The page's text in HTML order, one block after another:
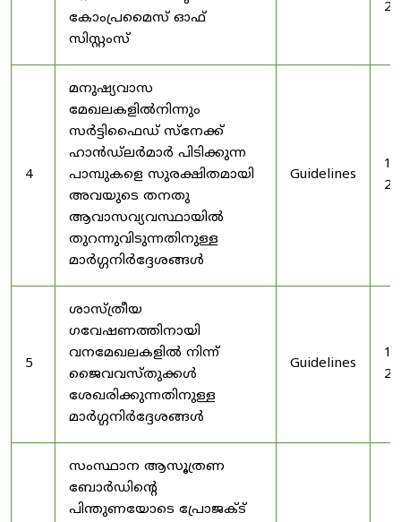
കോംപ്രമൈസ് ഓഫ്
സിസ്റ്റംസ്
4
മനുഷ്യവാസ
മേഖലകളിൽനിന്നും
സർട്ടിഫൈഡ് സ്നേക്ക്
ഹാൻഡ്‌ലർമാർ പിടിക്കുന്ന
പാമ്പുകളെ സുരക്ഷിതമായി
അവയുടെ തനതു
ആവാസവ്യവസ്ഥായിൽ
തുറന്നുവിടുന്നതിനുള്ള
മാർഗ്ഗനിർദ്ദേശങ്ങൾ
Guidelines
5
ശാസ്ത്രീയ
ഗവേഷണത്തിനായി
വനമേഖലകളിൽ നിന്ന്
ജൈവവസ്തുക്കൾ
ശേഖരിക്കുന്നതിനുള്ള
മാർഗ്ഗനിർദ്ദേശങ്ങൾ
Guidelines
സംസ്ഥാന ആസൂത്രണ
ബോർഡിൻ്റെ
പിന്തുണയോടെ പ്രോജക്ട്